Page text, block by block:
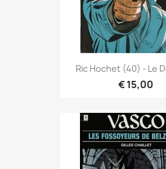
Ric Hochet (40) - Le
€ 15,00